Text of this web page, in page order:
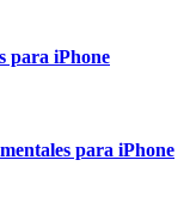
para iPhone
para iPhone